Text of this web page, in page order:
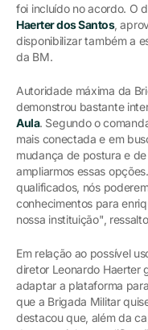
foi incluído no acordo. O
Haerter dos Santos,
disponibilizar também a
da BM.
Autoridade máxima da
demonstrou bastante
Aula. Segundo o
mais conectada e em
mudança de postura e
ampliarmos essas
qualificados, nós
conhecimentos para
nossa instituição",
Em relação ao possível
diretor Leonardo Haerter
adaptar a plataforma
que a Brigada Militar
destacou que, além da